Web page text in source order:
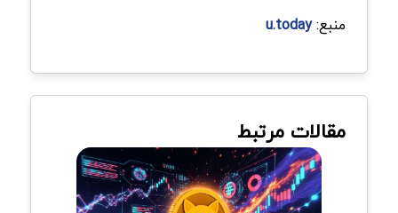
منبع:u.today
مقالات مرتبط